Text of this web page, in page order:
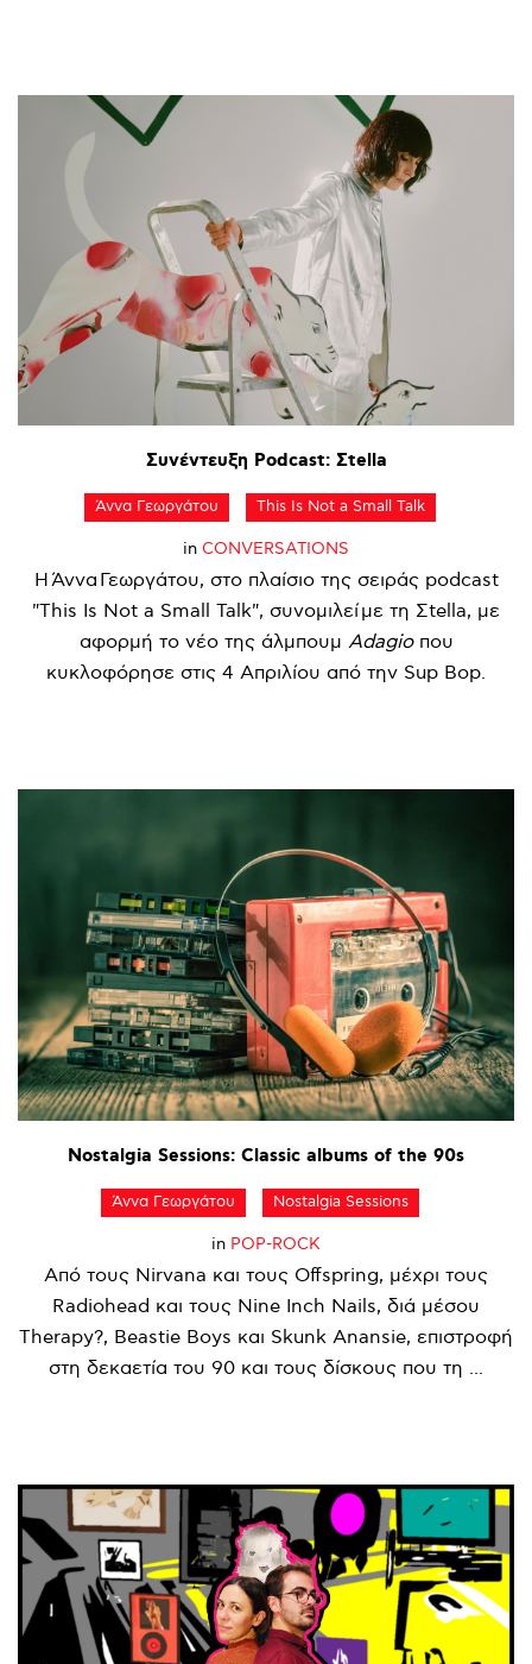
Συνέντευξη Podcast: Σtella
Άννα Γεωργάτου This Is Not a Small Talk
in CONVERSATIONS
Η Άννα Γεωργάτου, στο πλαίσιο της σειράς podcast
"This Is Not a Small Talk", συνομιλεί με τη Σtella, με
αφορμή το νέο της άλμπουμ Adagioπου
κυκλοφόρησε στις 4 Απριλίου από την Sup Bop.
Nostalgia Sessions: Classic albums of the 90s
Άννα Γεωργάτου Nostalgia Sessions
in POP-ROCK
Από τους Nirvana και τους Offspring, μέχρι τους
Radiohead και τους Nine Inch Nails, διά μέσου
Therapy?, Beastie Boys και Skunk Anansie, επιστροφή
στη δεκαετία του 90 και τους δίσκους που τη ...